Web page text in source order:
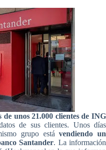
unos 21.000 clientes de ING
de sus clientes. Unos días
grupo estávendiendo un
Santander. La información